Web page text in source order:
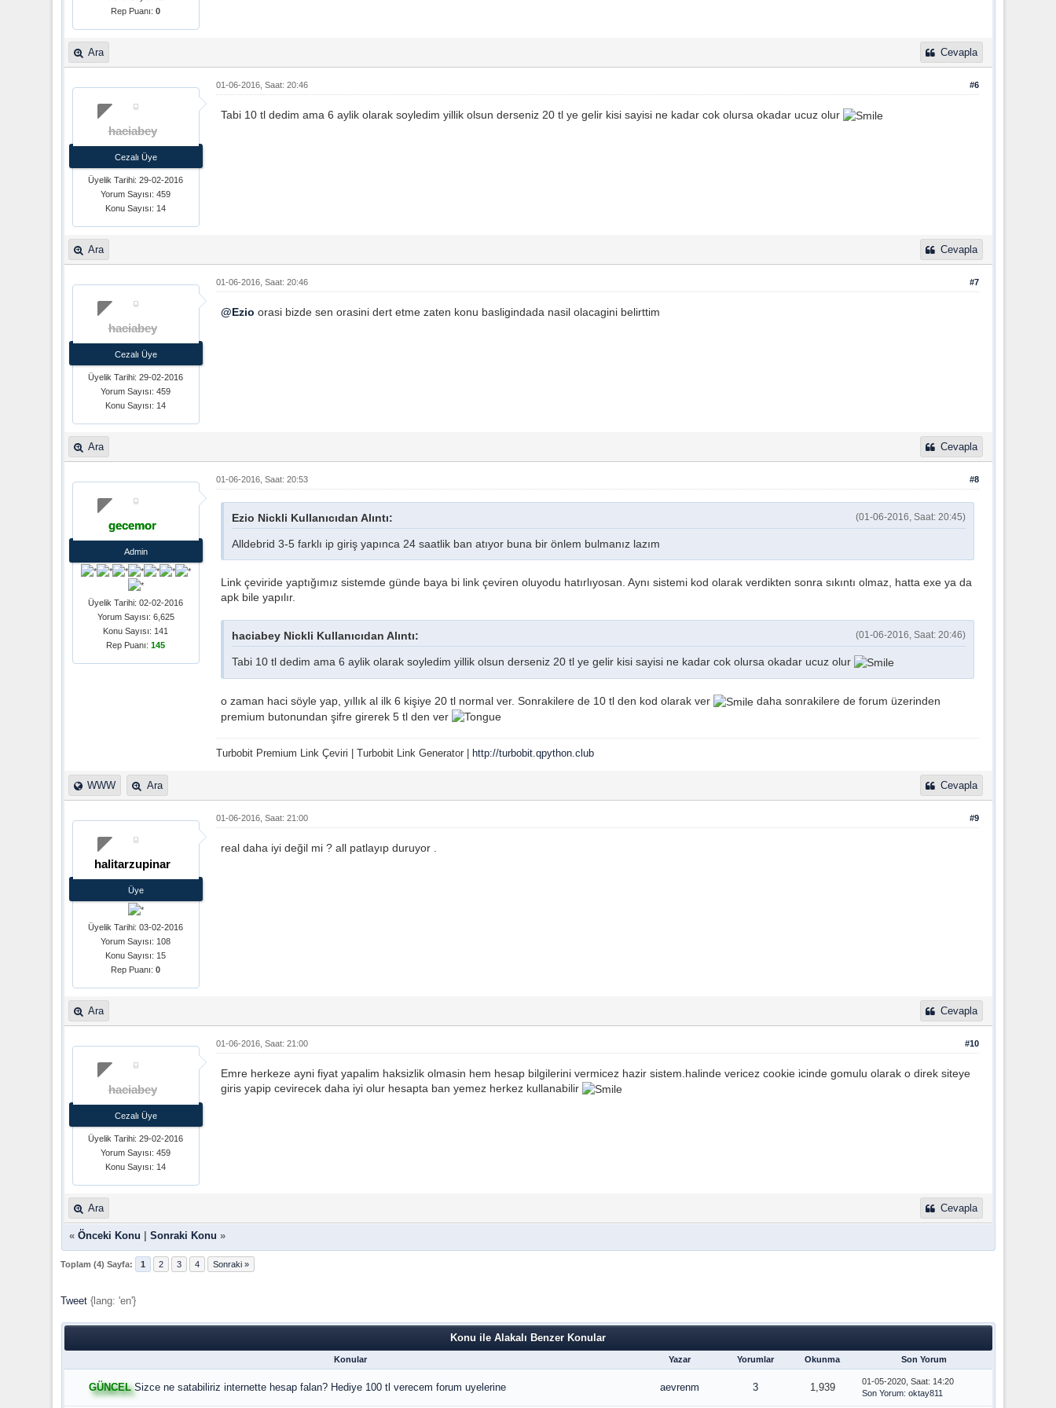
Rep Puanı: 0
Ara Cevapla
haciabey
Cezalı Üye
Üyelik Tarihi: 29-02-2016
Yorum Sayısı: 459
Konu Sayısı: 14
#6
01-06-2016, Saat: 20:46
Tabi 10 tl dedim ama 6 aylik olarak soyledim yillik olsun derseniz 20 tl ye gelir kisi sayisi ne kadar cok olursa okadar ucuz olur
Ara Cevapla
haciabey
Cezalı Üye
Üyelik Tarihi: 29-02-2016
Yorum Sayısı: 459
Konu Sayısı: 14
#7
01-06-2016, Saat: 20:46
@Ezio orasi bizde sen orasini dert etme zaten konu basligindada nasil olacagini belirttim
Ara Cevapla
gecemor
Admin
Üyelik Tarihi: 02-02-2016
Yorum Sayısı: 6,625
Konu Sayısı: 141
Rep Puanı: 145
#8
01-06-2016, Saat: 20:53
(01-06-2016, Saat: 20:45)
Ezio Nickli Kullanıcıdan Alıntı:
Alldebrid 3-5 farklı ip giriş yapınca 24 saatlik ban atıyor buna bir önlem bulmanız lazım
Link çeviride yaptığımız sistemde günde baya bi link çeviren oluyodu hatırlıyosan. Aynı sistemi kod olarak verdikten sonra sıkıntı olmaz, hatta exe ya da
apk bile yapılır.
(01-06-2016, Saat: 20:46)
haciabey Nickli Kullanıcıdan Alıntı:
Tabi 10 tl dedim ama 6 aylik olarak soyledim yillik olsun derseniz 20 tl ye gelir kisi sayisi ne kadar cok olursa okadar ucuz olur
o zaman haci söyle yap, yıllık al ilk 6 kişiye 20 tl normal ver. Sonrakilere de 10 tl den kod olarak ver
daha sonrakilere de forum üzerinden
premium butonundan şifre girerek 5 tl den ver
Turbobit Premium Link Çeviri | Turbobit Link Generator | http://turbobit.qpython.club
WWW Ara Cevapla
halitarzupinar
Üye
Üyelik Tarihi: 03-02-2016
Yorum Sayısı: 108
Konu Sayısı: 15
Rep Puanı: 0
#9
01-06-2016, Saat: 21:00
real daha iyi değil mi ? all patlayıp duruyor .
Ara Cevapla
haciabey
Cezalı Üye
Üyelik Tarihi: 29-02-2016
Yorum Sayısı: 459
Konu Sayısı: 14
#10
01-06-2016, Saat: 21:00
Emre herkeze ayni fiyat yapalim haksizlik olmasin hem hesap bilgilerini vermicez hazir sistem.halinde vericez cookie icinde gomulu olarak o direk siteye
giris yapip cevirecek daha iyi olur hesapta ban yemez herkez kullanabilir
Ara Cevapla
« Önceki Konu Sonraki Konu »
Toplam (4) Sayfa: 1 2 3 4 Sonraki »
Tweet {lang: 'en'}
Konu ile Alakalı Benzer Konular
Konular Yazar Yorumlar Okunma Son Yorum
GÜNCEL Sizce ne satabiliriz internette hesap falan? Hediye 100 tl verecem forum uyelerine aevrenm 3 1,939
01-05-2020, Saat: 14:20
Son Yorum: oktay811